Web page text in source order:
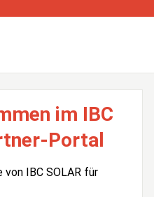
im IBC
Portal
IBC SOLAR für